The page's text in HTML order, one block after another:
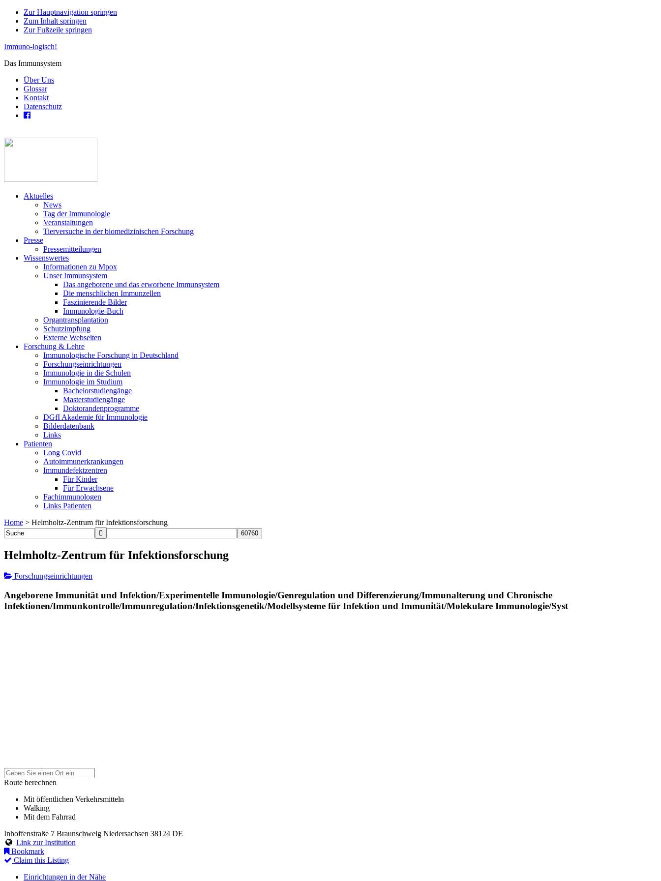
Zur Hauptnavigation springen
Zum Inhalt springen
Zur Fußzeile springen
Immuno-logisch!
Das Immunsystem
Über Uns
Glossar
Kontakt
Datenschutz
Aktuelles
News
Tag der Immunologie
Veranstaltungen
Tierversuche in der biomedizinischen Forschung
Presse
Pressemitteilungen
Wissenswertes
Informationen zu Mpox
Unser Immunsystem
Das angeborene und das erworbene Immunsystem
Die menschlichen Immunzellen
Faszinierende Bilder
Immunologie-Buch
Organtransplantation
Schutzimpfung
Externe Webseiten
Forschung & Lehre
Immunologische Forschung in Deutschland
Forschungseinrichtungen
Immunologie in die Schulen
Immunologie im Studium
Bachelorstudiengänge
Masterstudiengänge
Doktorandenprogramme
DGfI Akademie für Immunologie
Bilderdatenbank
Links
Patienten
Long Covid
Autoimmunerkrankungen
Immundefektzentren
Für Kinder
Für Erwachsene
Fachimmunologen
Links Patienten
Home > Helmholtz-Zentrum für Infektionsforschung
Helmholtz-Zentrum für Infektionsforschung
Forschungseinrichtungen
Angeborene Immunität und Infektion/Experimentelle Immunologie/Genregulation und Differenzierung/Immunalterung und Chronische
Infektionen/Immunkontrolle/Immunregulation/Infektionsgenetik/Modellsysteme für Infektion und Immunität/Molekulare Immunologie/Syst
Route berechnen
Mit öffentlichen Verkehrsmitteln
Walking
Mit dem Fahrrad
Inhoffenstraße 7 Braunschweig Niedersachsen 38124 DE
Link zur Institution
Bookmark
Claim this Listing
Einrichtungen in der Nähe